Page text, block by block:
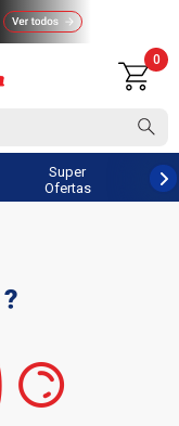
0
Super
Ofertas